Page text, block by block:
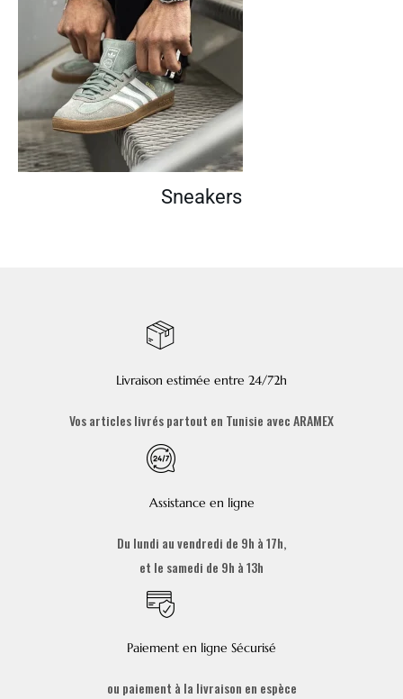
Sneakers
Livraison estimée entre 24/72h
Vos articles livrés partout en Tunisie avec ARAMEX
Assistance en ligne
Du lundi au vendredi de 9h à 17h,
et le samedi de 9h à 13h
Paiement en ligne Sécurisé
ou paiement à la livraison en espèce